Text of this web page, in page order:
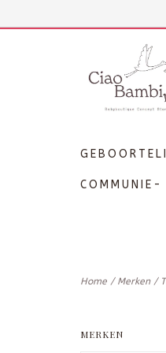
COMMUNIE-
Home / Merken/
MERKEN